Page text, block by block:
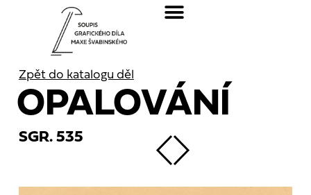
Zpět do katalogu děl
OPALOVÁNÍ
SGR. 535